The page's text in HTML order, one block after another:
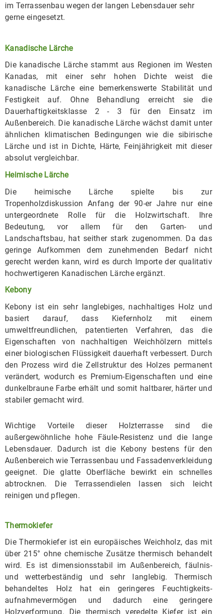
im Terrassenbau wegen der langen Lebensdauer sehr
gerne eingesetzt.
Kanadische Lärche
Die kanadische Lärche stammt aus Regionen im Westen
Kanadas,
mit einer sehr hohen Dichte weist die
kanadische Lärche eine bemerkenswerte Stabilität und
Festigkeit auf. Ohne Behandlung erreicht sie die
Dauerhaftigkeitsklasse 2 - 3 für den Einsatz im
Außenbereich. Die kanadische Lärche wächst damit unter
ähnlichen klimatischen Bedingungen wie die sibirische
Lärche und ist in Dichte, Härte, Feinjährigkeit mit dieser
absolut vergleichbar.
Heimische Lärche
Die heimische Lärche spielte bis zur
Tropenholzdiskussion Anfang der 90-er Jahre nur eine
untergeordnete Rolle für die Holzwirtschaft. Ihre
Bedeutung, vor allem für den Garten- und
Landschaftsbau, hat seither stark zugenommen. Da das
geringe Aufkommen dem zunehmenden Bedarf nicht
gerecht werden kann, wird es durch Importe der qualitativ
hochwertigeren Kanadischen Lärche ergänzt.
Kebony
Kebony ist ein sehr langlebiges, nachhaltiges Holz und
basiert darauf, dass Kiefernholz mit einem
umweltfreundlichen, patentierten Verfahren, das die
Eigenschaften von nachhaltigen Weichhölzern mittels
einer biologischen Flüssigkeit dauerhaft verbessert. Durch
den Prozess wird die Zellstruktur des Holzes permanent
verändert, wodurch es Premium-Eigenschaften und eine
dunkelbraune Farbe erhält und somit haltbarer, härter und
stabiler gemacht wird.
Wichtige Vorteile dieser Holzterrasse sind die
außergewöhnliche hohe Fäule-Resistenz und die lange
Lebensdauer. Dadurch ist die Kebony bestens für den
Außenbereich wie Terrassenbau und Fassadenverkleidung
geeignet. Die glatte Oberfläche bewirkt ein schnelles
abtrocknen. Die Terrassendielen lassen sich leicht
reinigen und pflegen.
Thermokiefer
Die Thermokiefer ist ein europäisches Weichholz, das mit
über 215° ohne chemische Zusätze thermisch behandelt
wird. Es ist dimensionsstabil im Außenbereich, fäulnis-
und wetterbeständig und sehr langlebig. Thermisch
behandeltes Holz hat ein geringeres Feuchtigkeits-
aufnahmevermögen und dadurch eine geringere
Holzverformung. Die thermisch veredelte Kiefer ist ein